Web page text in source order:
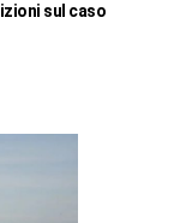
sul caso